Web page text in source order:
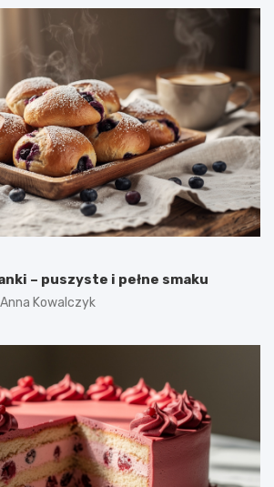
– puszyste i pełne smaku
Anna Kowalczyk